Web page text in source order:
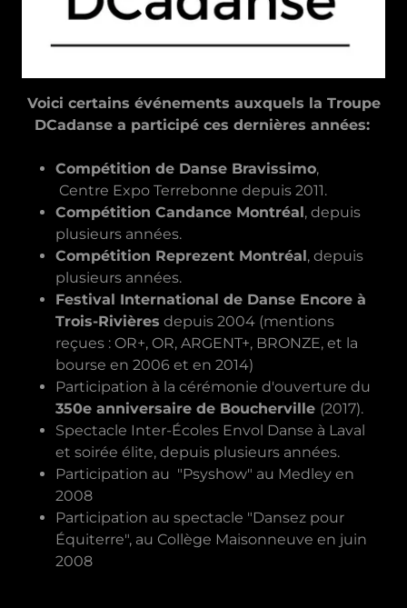
Voici certains événements auxquels la Troupe
DCadanse a participé ces dernières années:
Compétition de Danse Bravissimo,
Centre Expo Terrebonne depuis 2011.
Compétition Candance Montréal , depuis
plusieurs années.
Compétition Reprezent Montréal , depuis
plusieurs années.
Festival International de Danse Encore à
Trois-Rivières depuis 2004 (mentions
reçues : OR+, OR, ARGENT+, BRONZE, et la
bourse en 2006 et en 2014)
Participation à la cérémonie d'ouverture du
350e anniversaire de Boucherville (2017).
Spectacle Inter-Écoles Envol Danse à Laval
et soirée élite, depuis plusieurs années.
Participation au "Psyshow" au Medley en
2008
Participation au spectacle "Dansez pour
Équiterre", au Collège Maisonneuve en juin
2008